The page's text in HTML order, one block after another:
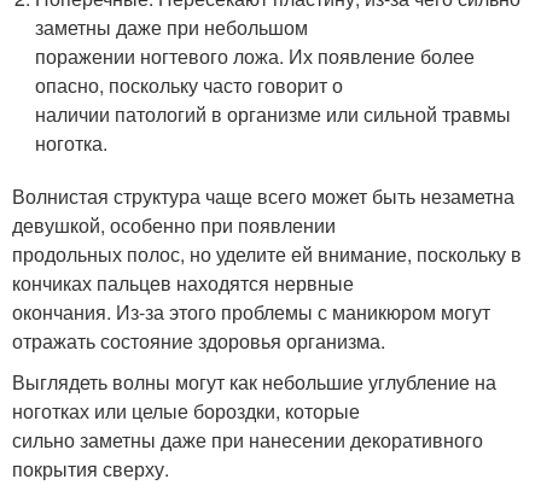
заметны даже при небольшом
поражении ногтевого ложа. Их появление более
опасно, поскольку часто говорит о
наличии патологий в организме или сильной травмы
ноготка.
Волнистая структура чаще всего может быть незаметна
девушкой, особенно при появлении
продольных полос, но уделите ей внимание, поскольку в
кончиках пальцев находятся нервные
окончания. Из-за этого проблемы с маникюром могут
отражать состояние здоровья организма.
Выглядеть волны могут как небольшие углубление на
ноготках или целые бороздки, которые
сильно заметны даже при нанесении декоративного
покрытия сверху.